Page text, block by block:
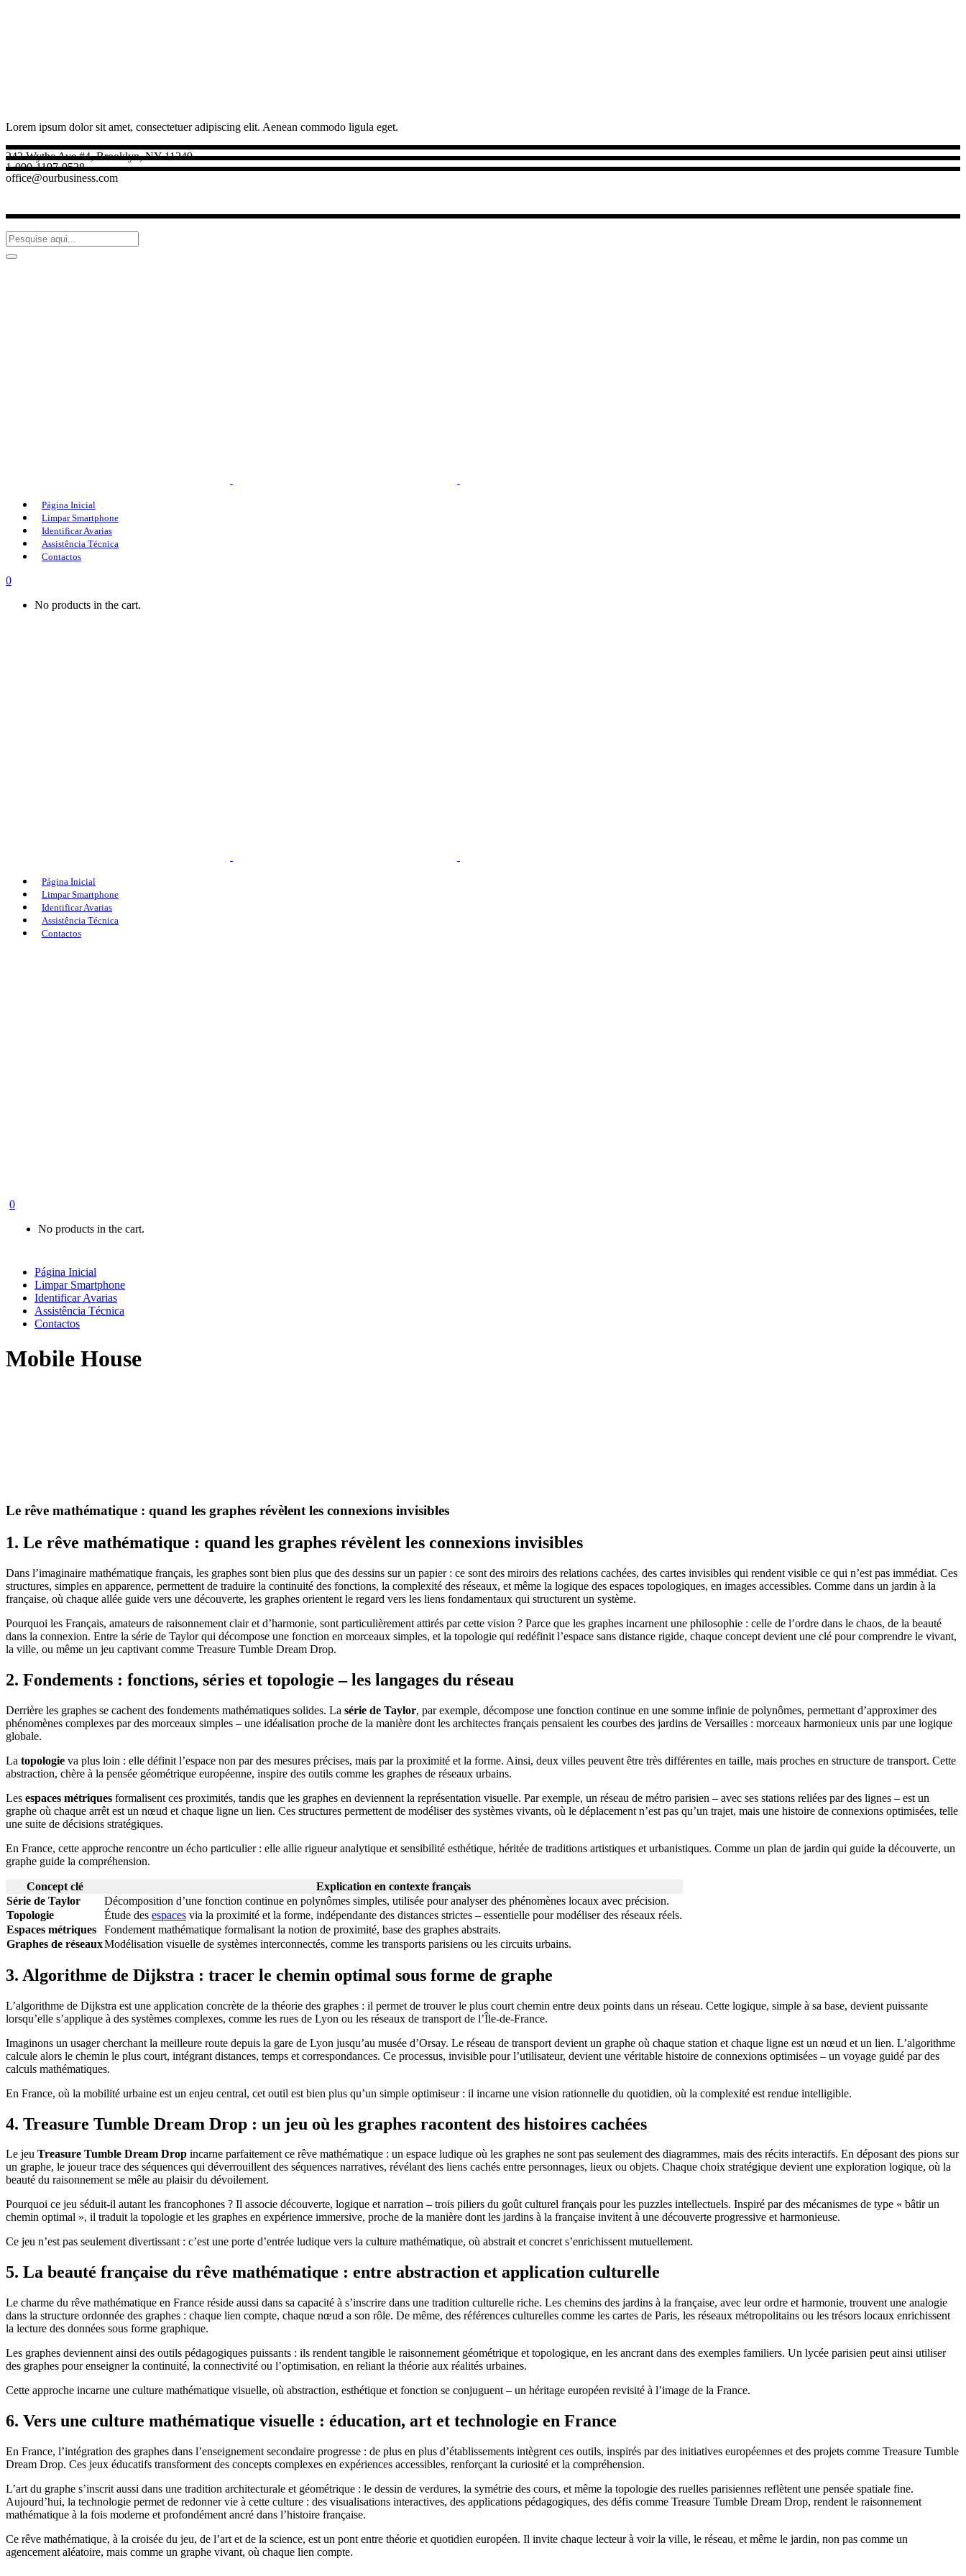
Lorem ipsum dolor sit amet, consectetuer adipiscing elit. Aenean commodo ligula eget.
242 Wythe Ave #4, Brooklyn, NY 11249
1-090-1197-9528
office@ourbusiness.com
Página Inicial
Limpar Smartphone
Identificar Avarias
Assistência Técnica
Contactos
0
No products in the cart.
Página Inicial
Limpar Smartphone
Identificar Avarias
Assistência Técnica
Contactos
0
No products in the cart.
Página Inicial
Limpar Smartphone
Identificar Avarias
Assistência Técnica
Contactos
Mobile House
Le rêve mathématique : quand les graphes révèlent les connexions invisibles
1. Le rêve mathématique : quand les graphes révèlent les connexions invisibles
Dans l’imaginaire mathématique français, les graphes sont bien plus que des dessins sur un papier : ce sont des miroirs des relations cachées, des cartes invisibles qui rendent visible ce qui n’est pas immédiat. Ces
structures, simples en apparence, permettent de traduire la continuité des fonctions, la complexité des réseaux, et même la logique des espaces topologiques, en images accessibles. Comme dans un jardin à la
française, où chaque allée guide vers une découverte, les graphes orientent le regard vers les liens fondamentaux qui structurent un système.
Pourquoi les Français, amateurs de raisonnement clair et d’harmonie, sont particulièrement attirés par cette vision ? Parce que les graphes incarnent une philosophie : celle de l’ordre dans le chaos, de la beauté
dans la connexion. Entre la série de Taylor qui décompose une fonction en morceaux simples, et la topologie qui redéfinit l’espace sans distance rigide, chaque concept devient une clé pour comprendre le vivant,
la ville, ou même un jeu captivant comme Treasure Tumble Dream Drop.
2. Fondements : fonctions, séries et topologie – les langages du réseau
Derrière les graphes se cachent des fondements mathématiques solides. La série de Taylor, par exemple, décompose une fonction continue en une somme infinie de polynômes, permettant d’approximer des
phénomènes complexes par des morceaux simples – une idéalisation proche de la manière dont les architectes français pensaient les courbes des jardins de Versailles : morceaux harmonieux unis par une logique
globale.
La topologie va plus loin : elle définit l’espace non par des mesures précises, mais par la proximité et la forme. Ainsi, deux villes peuvent être très différentes en taille, mais proches en structure de transport. Cette
abstraction, chère à la pensée géométrique européenne, inspire des outils comme les graphes de réseaux urbains.
Les espaces métriques formalisent ces proximités, tandis que les graphes en deviennent la représentation visuelle. Par exemple, un réseau de métro parisien – avec ses stations reliées par des lignes – est un
graphe où chaque arrêt est un nœud et chaque ligne un lien. Ces structures permettent de modéliser des systèmes vivants, où le déplacement n’est pas qu’un trajet, mais une histoire de connexions optimisées, telle
une suite de décisions stratégiques.
En France, cette approche rencontre un écho particulier : elle allie rigueur analytique et sensibilité esthétique, héritée de traditions artistiques et urbanistiques. Comme un plan de jardin qui guide la découverte, un
graphe guide la compréhension.
Concept clé
Explication en contexte français
Série de Taylor
Décomposition d’une fonction continue en polynômes simples, utilisée pour analyser des phénomènes locaux avec précision.
Topologie
Étude des espaces via la proximité et la forme, indépendante des distances strictes – essentielle pour modéliser des réseaux réels.
Espaces métriques
Fondement mathématique formalisant la notion de proximité, base des graphes abstraits.
Graphes de réseauxModélisation visuelle de systèmes interconnectés, comme les transports parisiens ou les circuits urbains.
3. Algorithme de Dijkstra : tracer le chemin optimal sous forme de graphe
L’algorithme de Dijkstra est une application concrète de la théorie des graphes : il permet de trouver le plus court chemin entre deux points dans un réseau. Cette logique, simple à sa base, devient puissante
lorsqu’elle s’applique à des systèmes complexes, comme les rues de Lyon ou les réseaux de transport de l’Île-de-France.
Imaginons un usager cherchant la meilleure route depuis la gare de Lyon jusqu’au musée d’Orsay. Le réseau de transport devient un graphe où chaque station et chaque ligne est un nœud et un lien. L’algorithme
calcule alors le chemin le plus court, intégrant distances, temps et correspondances. Ce processus, invisible pour l’utilisateur, devient une véritable histoire de connexions optimisées – un voyage guidé par des
calculs mathématiques.
En France, où la mobilité urbaine est un enjeu central, cet outil est bien plus qu’un simple optimiseur : il incarne une vision rationnelle du quotidien, où la complexité est rendue intelligible.
4. Treasure Tumble Dream Drop : un jeu où les graphes racontent des histoires cachées
Le jeu Treasure Tumble Dream Drop incarne parfaitement ce rêve mathématique : un espace ludique où les graphes ne sont pas seulement des diagrammes, mais des récits interactifs. En déposant des pions sur
un graphe, le joueur trace des séquences qui déverrouillent des séquences narratives, révélant des liens cachés entre personnages, lieux ou objets. Chaque choix stratégique devient une exploration logique, où la
beauté du raisonnement se mêle au plaisir du dévoilement.
Pourquoi ce jeu séduit-il autant les francophones ? Il associe découverte, logique et narration – trois piliers du goût culturel français pour les puzzles intellectuels. Inspiré par des mécanismes de type « bâtir un
chemin optimal », il traduit la topologie et les graphes en expérience immersive, proche de la manière dont les jardins à la française invitent à une découverte progressive et harmonieuse.
Ce jeu n’est pas seulement divertissant : c’est une porte d’entrée ludique vers la culture mathématique, où abstrait et concret s’enrichissent mutuellement.
5. La beauté française du rêve mathématique : entre abstraction et application culturelle
Le charme du rêve mathématique en France réside aussi dans sa capacité à s’inscrire dans une tradition culturelle riche. Les chemins des jardins à la française, avec leur ordre et harmonie, trouvent une analogie
dans la structure ordonnée des graphes : chaque lien compte, chaque nœud a son rôle. De même, des références culturelles comme les cartes de Paris, les réseaux métropolitains ou les trésors locaux enrichissent
la lecture des données sous forme graphique.
Les graphes deviennent ainsi des outils pédagogiques puissants : ils rendent tangible le raisonnement géométrique et topologique, en les ancrant dans des exemples familiers. Un lycée parisien peut ainsi utiliser
des graphes pour enseigner la continuité, la connectivité ou l’optimisation, en reliant la théorie aux réalités urbaines.
Cette approche incarne une culture mathématique visuelle, où abstraction, esthétique et fonction se conjuguent – un héritage européen revisité à l’image de la France.
6. Vers une culture mathématique visuelle : éducation, art et technologie en France
En France, l’intégration des graphes dans l’enseignement secondaire progresse : de plus en plus d’établissements intègrent ces outils, inspirés par des initiatives européennes et des projets comme Treasure Tumble
Dream Drop. Ces jeux éducatifs transforment des concepts complexes en expériences accessibles, renforçant la curiosité et la compréhension.
L’art du graphe s’inscrit aussi dans une tradition architecturale et géométrique : le dessin de verdures, la symétrie des cours, et même la topologie des ruelles parisiennes reflètent une pensée spatiale fine.
Aujourd’hui, la technologie permet de redonner vie à cette culture : des visualisations interactives, des applications pédagogiques, des défis comme Treasure Tumble Dream Drop, rendent le raisonnement
mathématique à la fois moderne et profondément ancré dans l’histoire française.
Ce rêve mathématique, à la croisée du jeu, de l’art et de la science, est un pont entre théorie et quotidien européen. Il invite chaque lecteur à voir la ville, le réseau, et même le jardin, non pas comme un
agencement aléatoire, mais comme un graphe vivant, où chaque lien compte.